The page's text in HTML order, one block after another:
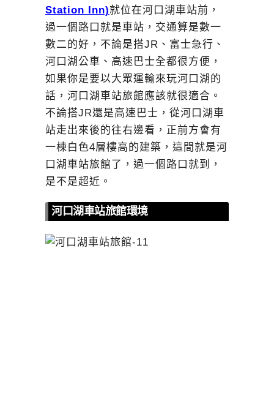
Station Inn)就位在河口湖車站前，
過一個路口就是車站，交通算是數一
數二的好，不論是搭JR、富士急行、
河口湖公車、高速巴士全都很方便，
如果你是要以大眾運輸來玩河口湖的
話，河口湖車站旅館應該就很適合。
不論搭JR還是高速巴士，從河口湖車
站走出來後的往右邊看，正前方會有
一棟白色4層樓高的建築，這間就是河
口湖車站旅館了，過一個路口就到，
是不是超近。
河口湖車站旅館環境